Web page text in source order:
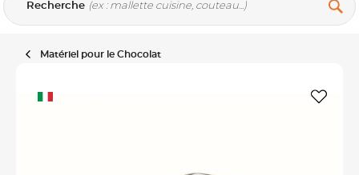
Recherche
Matériel pour le Chocolat